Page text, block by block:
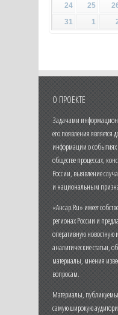
24
25
31
1
О ПРОЕКТЕ
Задачами
его появления является
информации о
обществе процессах,
России, выявление
и национальным
«Ансар.Ru» имеет
регионах России и
оперативную
аналитические статьи,
материалы, мнения
вопросам.
Материалы,
самую широкую